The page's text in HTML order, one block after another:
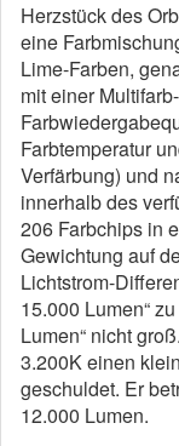
Herzstück des
eine
Lime-Farben,
mit einer
Farbtemperatur
Verfärbung) und
innerhalb des
206 Farbchips in
Gewichtung auf
Lichtstrom-
15.000 Lumen“
Lumen“ nicht
3.200K einen
geschuldet. Er
12.000 Lumen.